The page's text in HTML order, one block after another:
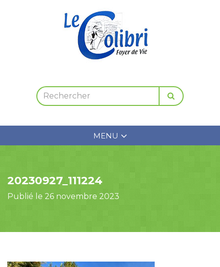
MENU
20230927_111224
Publié le 26 novembre 2023